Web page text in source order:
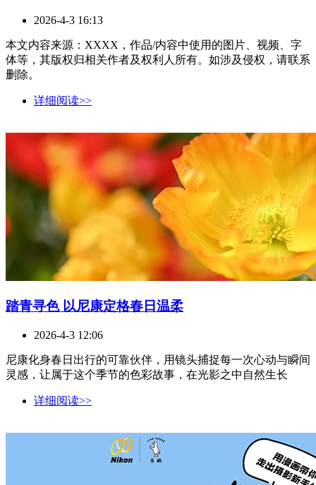
2026-4-3 16:13
本文内容来源：XXXX，作品/内容中使用的图片、视频、字
体等，其版权归相关作者及权利人所有。如涉及侵权，请联系
删除。
详细阅读>>
踏青寻色 以尼康定格春日温柔
2026-4-3 12:06
尼康化身春日出行的可靠伙伴，用镜头捕捉每一次心动与瞬间
灵感，让属于这个季节的色彩故事，在光影之中自然生长
详细阅读>>